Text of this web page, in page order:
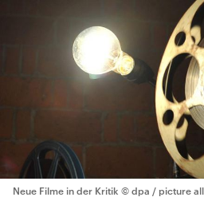
Neue Filme in der Kritik © dpa / picture